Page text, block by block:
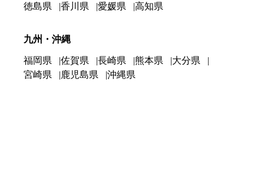
徳島県
香川県 愛媛県 高知県
九州・沖縄
福岡県 佐賀県 長崎県 熊本県
大分県
宮崎県
鹿児島県 沖縄県